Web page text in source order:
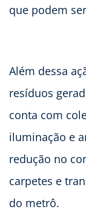
que podem
Além dessa
resíduos
conta com
iluminação e
redução no
carpetes e
do metrô.